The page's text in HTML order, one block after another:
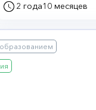
2 года10 месяцев